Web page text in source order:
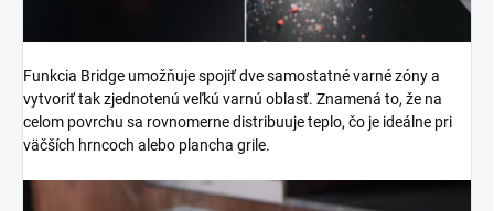
Funkcia Bridge umožňuje spojiť dve samostatné varné zóny a
vytvoriť tak zjednotenú veľkú varnú oblasť. Znamená to, že na
celom povrchu sa rovnomerne distribuuje teplo, čo je ideálne pri
väčších hrncoch alebo plancha grile.